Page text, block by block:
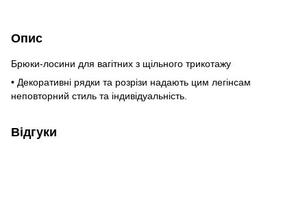
Опис
Брюки-лосини для вагітних з щільного трикотажу
• Декоративні рядки та розрізи надають цим легінсам
неповторний стиль та індивідуальність.
Відгуки